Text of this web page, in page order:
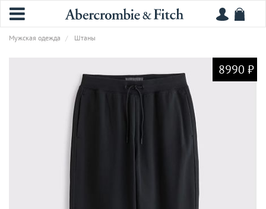
Мужская одежда Штаны
8990 ₽